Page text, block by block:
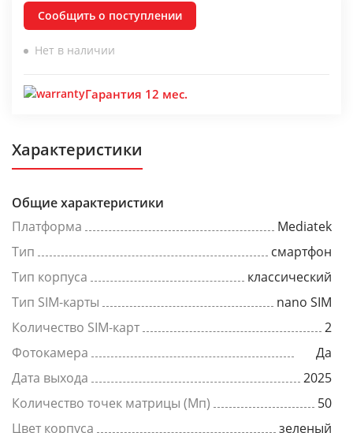
Сообщить о поступлении
Нет в наличии
Гарантия 12 мес.
Характеристики
Общие характеристики
Платформа
Mediatek
Тип
смартфон
Тип корпуса
классический
Тип SIM-карты
nano SIM
Количество SIM-карт
2
Фотокамера
Да
Дата выхода
2025
Количество точек матрицы (Мп)
50
Цвет корпуса
зеленый